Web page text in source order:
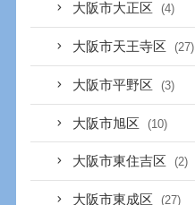
大阪市大正区 (4)
大阪市天王寺区 (27)
大阪市平野区 (3)
大阪市旭区 (10)
大阪市東住吉区 (2)
大阪市東成区 (27)